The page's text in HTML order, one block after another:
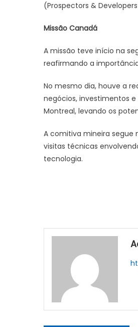
(Prospectors &
Missão Canadá
A missão teve início na
reafirmando a
No mesmo dia, houve a
negócios, investimentos
Montreal, levando os
A comitiva mineira segue
visitas técnicas
tecnologia.